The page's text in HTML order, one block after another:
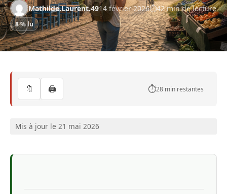
Mathilde.Laurent.4914 février 2026 42 min de lecture
8 % lu
🔖 🖨️ ⏱️28 min restantes
Mis à jour le 21 mai 2026